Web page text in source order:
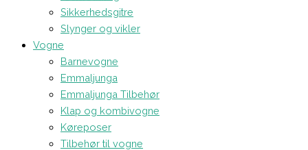
Sikkerhedsgitre
Slynger og vikler
Vogne
Barnevogne
Emmaljunga
Emmaljunga Tilbehør
Klap og kombivogne
Køreposer
Tilbehør til vogne